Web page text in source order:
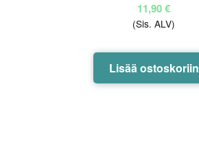
11,90€
(Sis. ALV)
Lisää ostoskoriin